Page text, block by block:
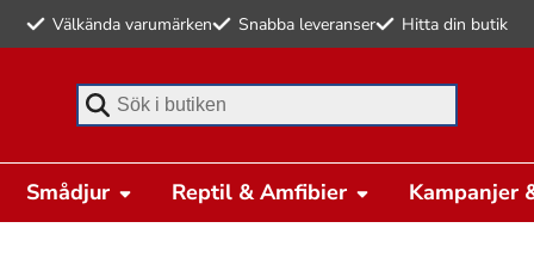
Välkända varumärken Snabba leveranser Hitta din butik
Börja skriva för att söka
Smådjur Reptil & Amfibier Kampanjer